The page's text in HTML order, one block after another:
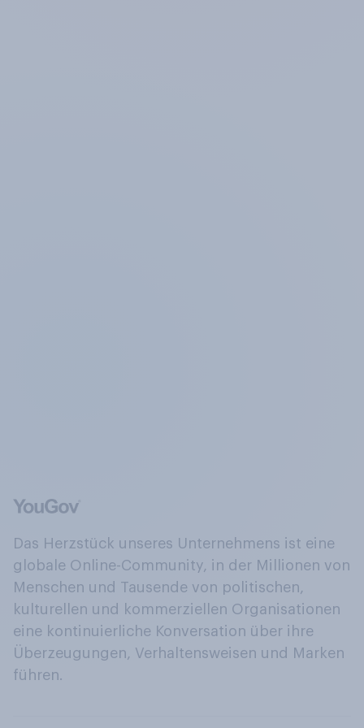
Das Herzstück unseres Unternehmens ist eine
globale Online-Community, in der Millionen von
Menschen und Tausende von politischen,
kulturellen und kommerziellen Organisationen
eine kontinuierliche Konversation über ihre
Überzeugungen, Verhaltensweisen und Marken
führen.